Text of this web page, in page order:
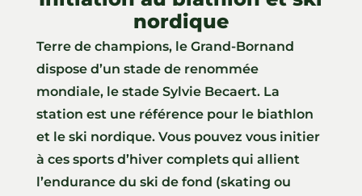
nordique
Terre de champions, le Grand-Bornand
dispose d’un stade de renommée
mondiale, le stade Sylvie Becaert. La
station est une référence pour le biathlon
et le ski nordique. Vous pouvez vous initier
à ces sports d’hiver complets qui allient
l’endurance du ski de fond (skating ou